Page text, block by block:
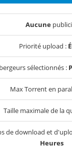
Aucune
Priorité upload :
sélectionnés :
Max Torrent en
Taille maximale de la
de download et
Heures